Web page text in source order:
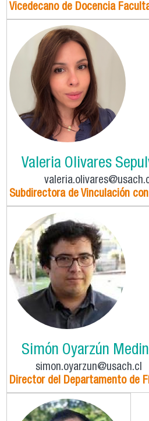
Vicedecano de Docencia
Valeria Olivares
Subdirectora de Vinculación
Simón Oyarzún
simon.oyarzun@usach.cl
Director del Departamento de